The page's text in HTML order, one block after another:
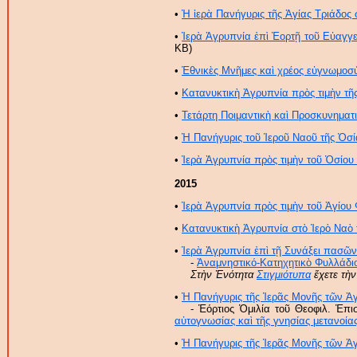
• Ἡ ἱερὰ Πανήγυρις τῆς Ἁγίας Τριάδος
•Ἱερὰ Ἀγρυπνία ἐπὶ Ἑορτῇ τοῦ
KB)
• Ἐθνικὲς Μνῆμες καὶ χρέος
• Κατανυκτικὴ Ἀγρυπνία πρὸς τιμὴν
• Τετάρτη Ποιμαντικὴ καὶ
• Ἡ Πανήγυρις τοῦ Ἱεροῦ Ναοῦ τῆς
• Ἱερὰ Ἀγρυπνία πρὸς τιμὴν τοῦ
2015
• Ἱερὰ Ἀγρυπνία πρὸς τιμὴν τοῦ
• Κατανυκτικὴ Ἀγρυπνία στὸ Ἱερὸ
• Ἱερὰ Ἀγρυπνία ἐπὶ τῇ Συνάξει
- Ἀναμνηστικό-Κατηχητικὸ
Στὴν Ἑνότητα Στιγμιότυπαἔχετε
• Ἡ Πανήγυρις τῆς Ἱερᾶς Μονῆς τῶν
- Ἑόρτιος Ὁμιλία τοῦ Θεοφιλ.
αὐτογνωσίας καὶ τῆς γνησίας
• Ἡ Πανήγυρις τῆς Ἱερᾶς Μονῆς τῶν